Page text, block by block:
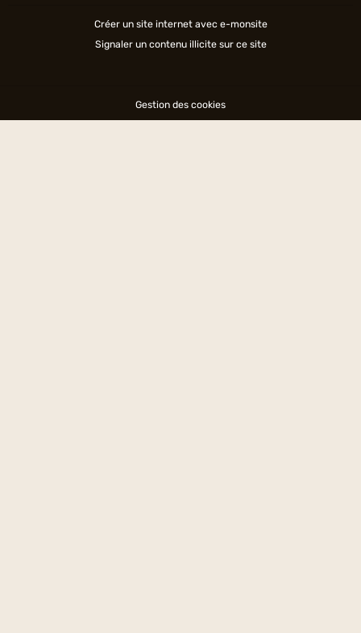
Créer un site internet avec e-monsite
Signaler un contenu illicite sur ce site
Gestion des cookies